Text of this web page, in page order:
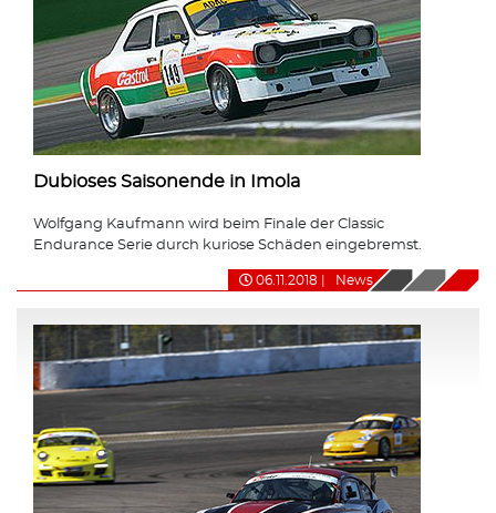
Dubioses Saisonende in Imola
Wolfgang Kaufmann wird beim Finale der Classic
Endurance Serie durch kuriose Schäden eingebremst.
06.11.2018 News